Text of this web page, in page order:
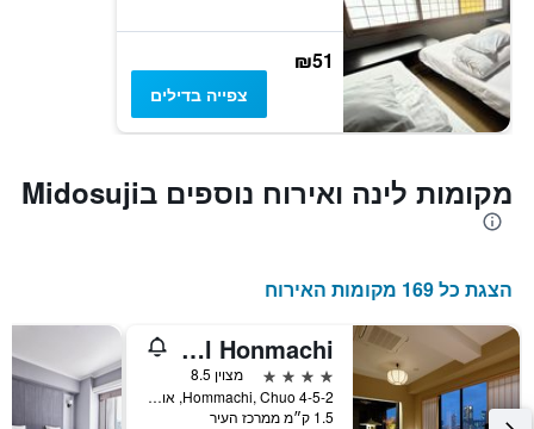
₪51
צפייה בדילים
מקומות לינה ואירוח נוספים בMidosuji
הצגת כל 169 מקומות האירוח
Osaka View Hotel Honmachi
4 כוכבים
מצוין 8.5
4-5-2 Hommachi, Chuo, אוסקה, יפן
1.5 ק״מ ממרכז העיר